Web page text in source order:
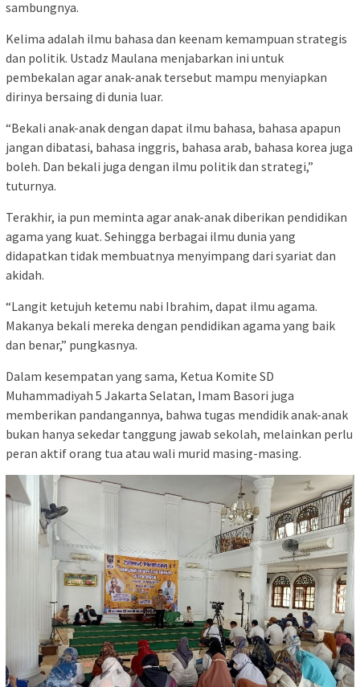
sambungnya.
Kelima adalah ilmu bahasa dan keenam kemampuan strategis
dan politik. Ustadz Maulana menjabarkan ini untuk
pembekalan agar anak-anak tersebut mampu menyiapkan
dirinya bersaing di dunia luar.
“Bekali anak-anak dengan dapat ilmu bahasa, bahasa apapun
jangan dibatasi, bahasa inggris, bahasa arab, bahasa korea juga
boleh. Dan bekali juga dengan ilmu politik dan strategi,”
tuturnya.
Terakhir, ia pun meminta agar anak-anak diberikan pendidikan
agama yang kuat. Sehingga berbagai ilmu dunia yang
didapatkan tidak membuatnya menyimpang dari syariat dan
akidah.
“Langit ketujuh ketemu nabi Ibrahim, dapat ilmu agama.
Makanya bekali mereka dengan pendidikan agama yang baik
dan benar,” pungkasnya.
Dalam kesempatan yang sama, Ketua Komite SD
Muhammadiyah 5 Jakarta Selatan, Imam Basori juga
memberikan pandangannya, bahwa tugas mendidik anak-anak
bukan hanya sekedar tanggung jawab sekolah, melainkan perlu
peran aktif orang tua atau wali murid masing-masing.